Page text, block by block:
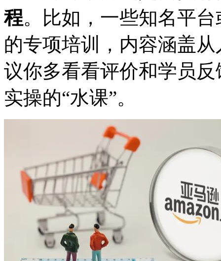
程。比如，一些知名平
的专项培训，内容涵盖
议你多看看评价和学员
实操的“水课”。